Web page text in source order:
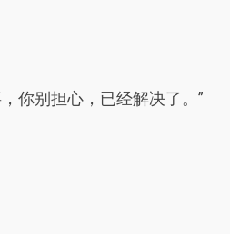
你别担心，已经解决了。”